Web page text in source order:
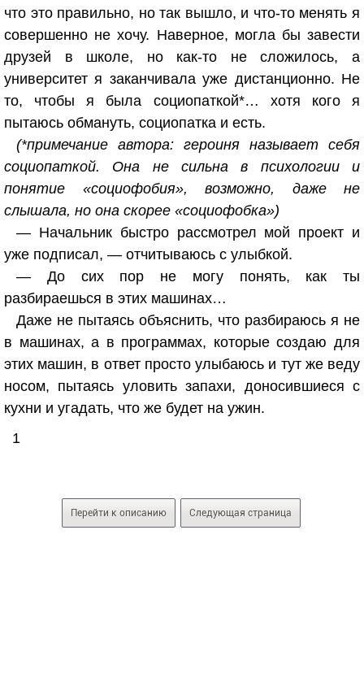
что это правильно, но так вышло, и что-то менять я
совершенно не хочу. Наверное, могла бы завести
друзей в школе, но как-то не сложилось, а
университет я заканчивала уже дистанционно. Не
то, чтобы я была социопаткой*… хотя кого я
пытаюсь обмануть, социопатка и есть.
(*примечание автора: героиня называет себя
социопаткой. Она не сильна в психологии и
понятие «социофобия», возможно, даже не
слышала, но она скорее «социофобка»)
— Начальник быстро рассмотрел мой проект и
уже подписал, — отчитываюсь с улыбкой.
— До сих пор не могу понять, как ты
разбираешься в этих машинах…
Даже не пытаясь объяснить, что разбираюсь я не
в машинах, а в программах, которые создаю для
этих машин, в ответ просто улыбаюсь и тут же веду
носом, пытаясь уловить запахи, доносившиеся с
кухни и угадать, что же будет на ужин.
1
Перейти к описанию Следующая страница